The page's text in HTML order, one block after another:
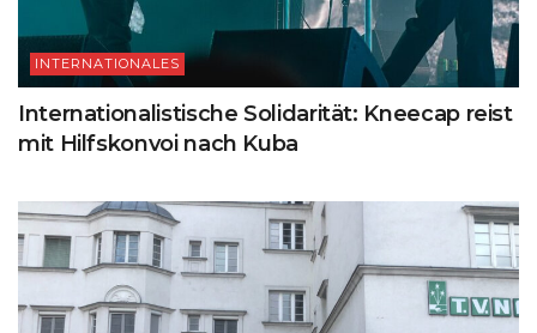
INTERNATIONALES
Internationalistische Solidarität: Kneecap reist
mit Hilfskonvoi nach Kuba